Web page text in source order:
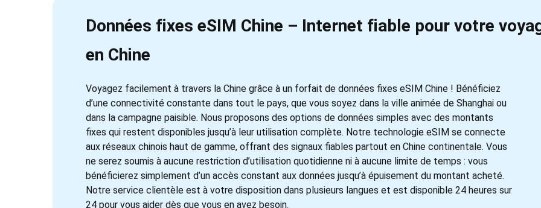
Données fixes eSIM Chine – Internet fiable pour votre
en Chine
Voyagez facilement à travers la Chine grâce à un forfait de données fixes eSIM Chine ! Bénéficiez
d’une connectivité constante dans tout le pays, que vous soyez dans la ville animée de Shanghai ou
dans la campagne paisible. Nous proposons des options de données simples avec des montants
fixes qui restent disponibles jusqu’à leur utilisation complète. Notre technologie eSIM se connecte
aux réseaux chinois haut de gamme, offrant des signaux fiables partout en Chine continentale. Vous
ne serez soumis à aucune restriction d’utilisation quotidienne ni à aucune limite de temps : vous
bénéficierez simplement d’un accès constant aux données jusqu’à épuisement du montant acheté.
Notre service clientèle est à votre disposition dans plusieurs langues et est disponible 24 heures sur
24 pour vous aider dès que vous en avez besoin.